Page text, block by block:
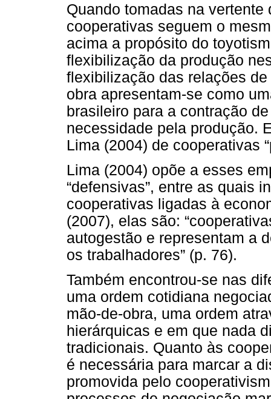
Quando tomadas na
cooperativas seguem o
acima a propósito do
flexibilização da produção
flexibilização das relações
obra apresentam-se como
brasileiro para a contração
necessidade pela produção.
Lima (2004) de cooperativas
Lima (2004) opõe a esses
“defensivas”, entre as quais
cooperativas ligadas à
(2007), elas são:
autogestão e representam a
os trabalhadores” (p. 76).
Também encontrou-se nas
uma ordem cotidiana
mão-de-obra, uma ordem
hierárquicas e em que nada
tradicionais. Quanto às
é necessária para marcar a
promovida pelo